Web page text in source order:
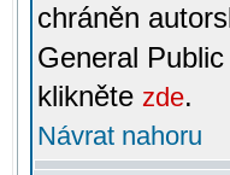
chráněn
General
klikněte zde.
Návrat nahoru